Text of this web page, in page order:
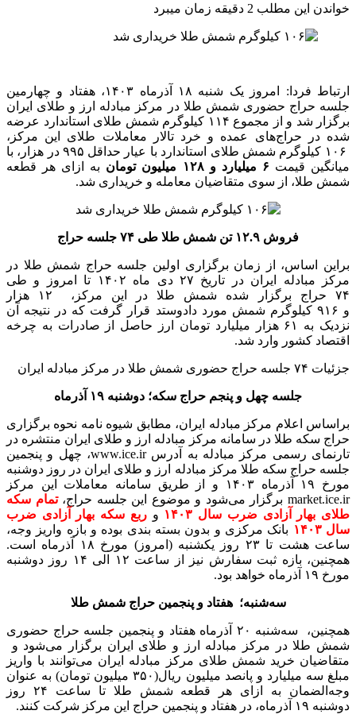
خواندن این مطلب 2 دقیقه زمان میبرد
ارتباط فردا: امروز یک شنبه ۱۸ آذرماه ۱۴۰۳، هفتاد و چهارمین
جلسه حراج حضوری شمش طلا در مرکز مبادله ارز و طلای ایران
برگزار شد و از مجموع ۱۱۴ کیلوگرم شمش طلای استاندارد عرضه
شده در حراج‌های عمده و خرد تالار معاملات طلای این مرکز،
۱۰۶ کیلوگرم شمش طلای استاندارد با عیار حداقل ۹۹۵ در هزار، با
میانگین قیمت ۶ میلیارد و ۱۲۸ میلیون تومان
به ازای هر قطعه
شمش طلا، از سوی متقاضیان معامله و خریداری شد.
فروش ۱۲.۹ تن شمش طلا طی ۷۴ جلسه حراج
براین اساس، از زمان برگزاری اولین جلسه حراج شمش طلا در
مرکز مبادله ایران در تاریخ ۲۷ دی ماه ۱۴۰۲ تا امروز و طی
۷۴ حراج برگزار شده شمش طلا در این مرکز، ۱۲ هزار
و ۹۱۶ کیلوگرم شمش مورد دادوستد قرار گرفت که در نتیجه آن
نزدیک به ۶۱ هزار میلیارد تومان ارز حاصل از صادرات به چرخه
اقتصاد کشور وارد شد.
جزئیات ۷۴ جلسه حراج حضوری شمش طلا در مرکز مبادله ایران
جلسه چهل و پنجم حراج سکه؛ دوشنبه ۱۹ آذرماه
براساس اعلام مرکز مبادله ایران، مطابق شیوه ‌نامه نحوه برگزاری
حراج سکه طلا در سامانه مرکز مبادله ارز و طلای ایران منتشره در
تارنمای رسمی مرکز مبادله به آدرس www.ice.ir، چهل و پنجمین
جلسه حراج سکه طلا مرکز مبادله ارز و طلای ایران در روز دوشنبه
مورخ ۱۹ آذرماه ۱۴۰۳ و از طریق سامانه معاملات این مرکز
market.ice.ir برگزار می‌شود و موضوع این جلسه حراج،
تمام سکه
طلای بهار آزادی ضرب سال ۱۴۰۳
وربع سکه بهار آزادی ضرب
سال ۱۴۰۳
بانک مرکزی و بدون بسته بندی بوده و بازه واریز وجه،
ساعت هشت تا ۲۳ روز یکشنبه (امروز) مورخ ۱۸ آذرماه است.
همچنین، بازه ثبت سفارش نیز از ساعت ۱۲ الی ۱۴ روز دوشنبه
مورخ ۱۹ آذرماه خواهد بود.
سه‌شنبه؛ هفتاد و پنجمین حراج شمش طلا
همچنین، سه‌شنبه ۲۰ آذرماه هفتاد و پنجمین جلسه حراج حضوری
شمش طلا در مرکز مبادله ارز و طلای ایران برگزار می‌شود و
متقاضیان خرید شمش طلای مرکز مبادله ایران می‌توانند با واریز
مبلغ سه میلیارد و پانصد میلیون ریال(۳۵۰ میلیون تومان) به عنوان
وجه‌الضمان به ازای هر قطعه شمش طلا تا ساعت ۲۴ روز
دوشنبه ۱۹ آذرماه، در هفتاد و پنجمین حراج این مرکز شرکت کنند.